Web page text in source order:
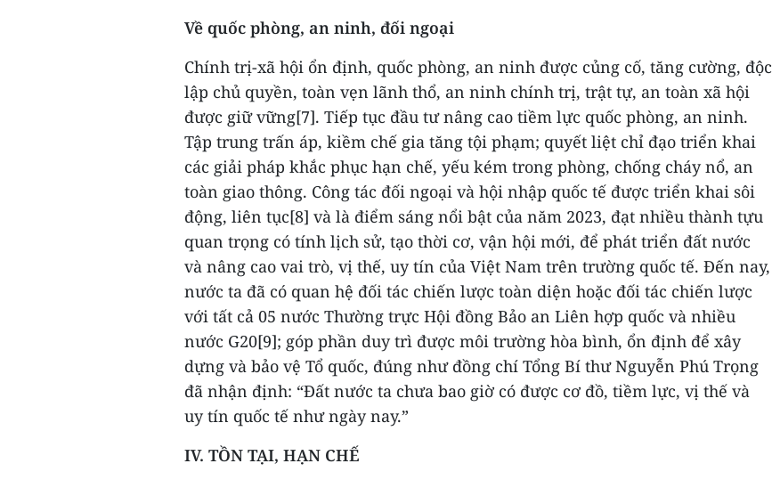
Về quốc phòng, an ninh, đối ngoại
Chính trị-xã hội ổn định, quốc phòng, an ninh được củng cố, tăng cường, độc
lập chủ quyền, toàn vẹn lãnh thổ, an ninh chính trị, trật tự, an toàn xã hội
được giữ vững[7]. Tiếp tục đầu tư nâng cao tiềm lực quốc phòng, an ninh.
Tập trung trấn áp, kiềm chế gia tăng tội phạm; quyết liệt chỉ đạo triển khai
các giải pháp khắc phục hạn chế, yếu kém trong phòng, chống cháy nổ, an
toàn giao thông. Công tác đối ngoại và hội nhập quốc tế được triển khai sôi
động, liên tục[8] và là điểm sáng nổi bật của năm 2023, đạt nhiều thành tựu
quan trọng có tính lịch sử, tạo thời cơ, vận hội mới, để phát triển đất nước
và nâng cao vai trò, vị thế, uy tín của Việt Nam trên trường quốc tế. Đến nay,
nước ta đã có quan hệ đối tác chiến lược toàn diện hoặc đối tác chiến lược
với tất cả 05 nước Thường trực Hội đồng Bảo an Liên hợp quốc và nhiều
nước G20[9]; góp phần duy trì được môi trường hòa bình, ổn định để xây
dựng và bảo vệ Tổ quốc, đúng như đồng chí Tổng Bí thư Nguyễn Phú Trọng
đã nhận định: “Đất nước ta chưa bao giờ có được cơ đồ, tiềm lực, vị thế và
uy tín quốc tế như ngày nay.”
IV. TỒN TẠI, HẠN CHẾ